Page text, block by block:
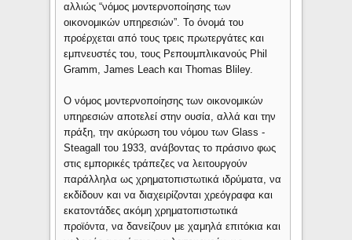
αλλιώς “νόμος μοντερνοποίησης των
οικονομικών υπηρεσιών”. Το όνομά του
προέρχεται από τους τρεις πρωτεργάτες και
εμπνευστές του, τους Ρεπουμπλικανούς Phil
Gramm, James Leach και Thomas Bliley.
Ο νόμος μοντερνοποίησης των οικονομικών
υπηρεσιών αποτελεί στην ουσία, αλλά και την
πράξη, την ακύρωση του νόμου των Glass -
Steagall του 1933, ανάβοντας το πράσινο φως
στις εμπορικές τράπεζες να λειτουργούν
παράλληλα ως χρηματοπιστωτικά ιδρύματα, να
εκδίδουν και να διαχειρίζονται χρεόγραφα και
εκατοντάδες ακόμη χρηματοπιστωτικά
προϊόντα, να δανείζουν με χαμηλά επιτόκια και